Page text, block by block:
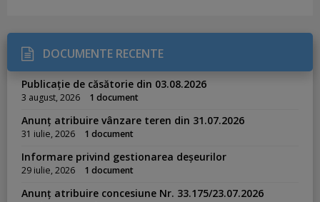
DOCUMENTE RECENTE
Publicație de căsătorie din 03.08.2026
3 august, 2026 1 document
Anunț atribuire vânzare teren din 31.07.2026
31 iulie, 2026 1 document
Informare privind gestionarea deșeurilor
29 iulie, 2026 1 document
Anunț atribuire concesiune Nr. 33.175/23.07.2026